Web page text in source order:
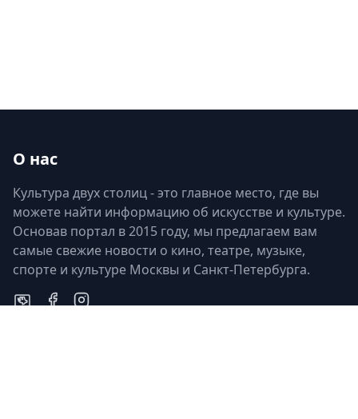
О нас
Культура двух столиц - это главное место, где вы
можете найти информацию об искусстве и культуре.
Основав портал в 2015 году, мы предлагаем вам
самые свежие новости о кино, театре, музыке,
спорте и культуре Москвы и Санкт-Петербурга.